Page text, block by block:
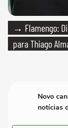
→ Flamengo:
para Thiago
Novo
notícias